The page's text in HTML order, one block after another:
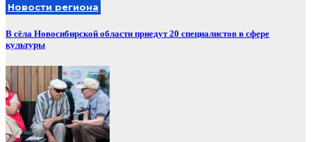
Новости региона
В сёла Новосибирской области приедут 20 специалистов в сфере
культуры